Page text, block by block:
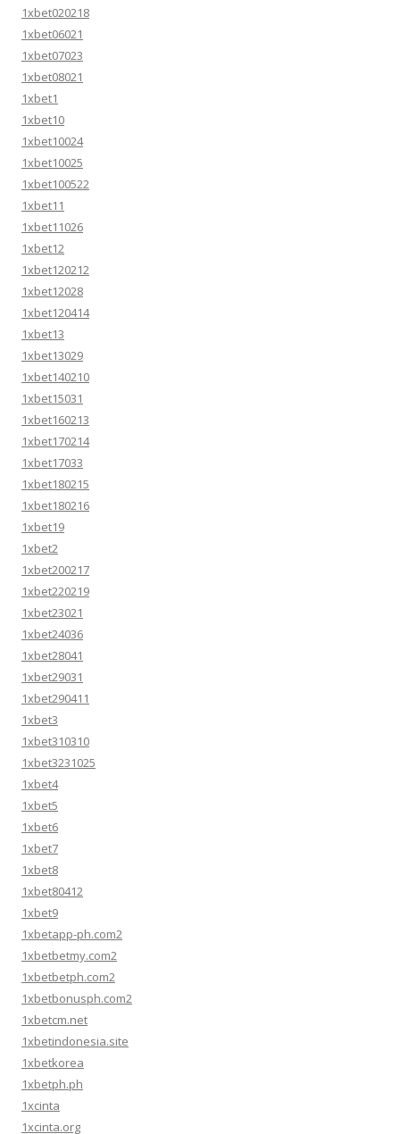
1xbet020218
1xbet06021
1xbet07023
1xbet08021
1xbet1
1xbet10
1xbet10024
1xbet10025
1xbet100522
1xbet11
1xbet11026
1xbet12
1xbet120212
1xbet12028
1xbet120414
1xbet13
1xbet13029
1xbet140210
1xbet15031
1xbet160213
1xbet170214
1xbet17033
1xbet180215
1xbet180216
1xbet19
1xbet2
1xbet200217
1xbet220219
1xbet23021
1xbet24036
1xbet28041
1xbet29031
1xbet290411
1xbet3
1xbet310310
1xbet3231025
1xbet4
1xbet5
1xbet6
1xbet7
1xbet8
1xbet80412
1xbet9
1xbetapp-ph.com2
1xbetbetmy.com2
1xbetbetph.com2
1xbetbonusph.com2
1xbetcm.net
1xbetindonesia.site
1xbetkorea
1xbetph.ph
1xcinta
1xcinta.org